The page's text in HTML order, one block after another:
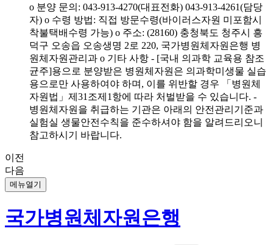
o 분양 문의: 043-913-4270(대표전화) 043-913-4261(담당
자) o 수령 방법: 직접 방문수령(바이러스자원 미포함시
착불택배수령 가능) o 주소: (28160) 충청북도 청주시 흥
덕구 오송읍 오송생명 2로 220, 국가병원체자원은행 병
원체자원관리과 o 기타 사항 - [국내 의과학 교육용 참조
균주]용으로 분양받은 병원체자원은 의과학미생물 실습
용으로만 사용하여야 하며, 이를 위반할 경우 「병원체
자원법」제31조제1항에 따라 처벌받을 수 있습니다. -
병원체자원을 취급하는 기관은 아래의 안전관리기준과
실험실 생물안전수칙을 준수하셔야 함을 알려드리오니
참고하시기 바랍니다.
이전
다음
메뉴열기
국가병원체자원은행